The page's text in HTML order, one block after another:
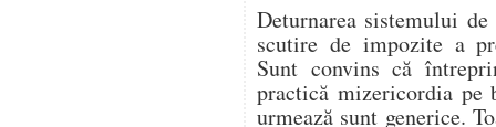
Deturnarea sistemului
scutire de impozite a
Sunt convins că
practică mizericordia pe
urmează sunt generice.